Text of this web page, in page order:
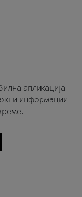
апликација
информации